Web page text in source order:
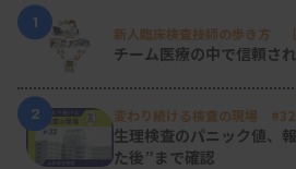
1
新人臨床検査技師の歩き方 ［
チーム医療の中で信頼さ
2 変わり続ける検査の現場 #32
生理検査のパニック値、
た後”まで確認